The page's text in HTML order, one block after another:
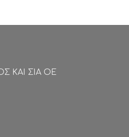
ΚΑΙ ΣΙΑ ΟΕ